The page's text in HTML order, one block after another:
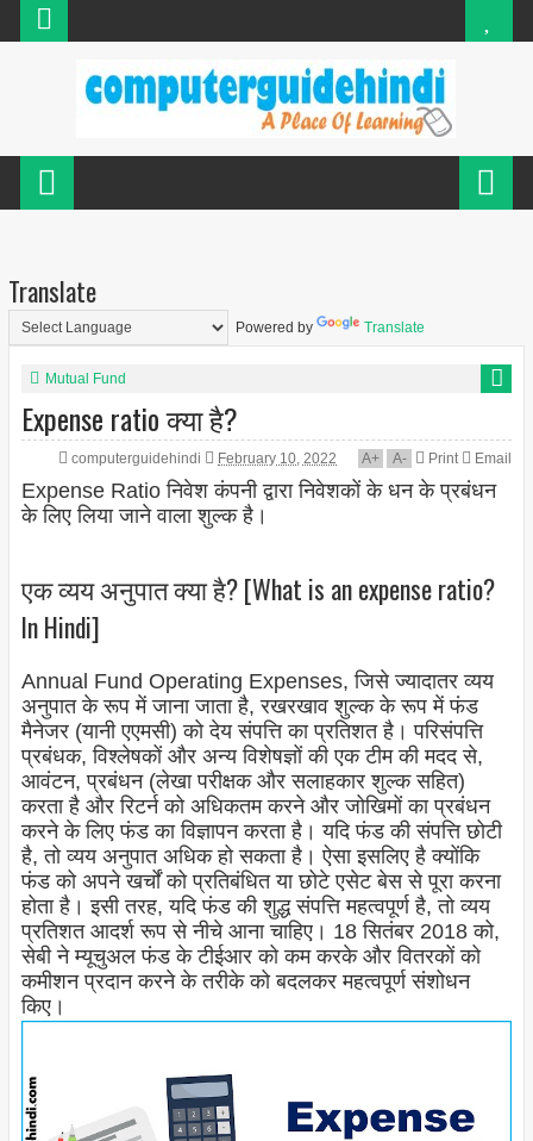
Translate
Powered by Translate
Mutual Fund
Expense ratio क्या है?
computerguidehindi February 10, 2022 A+ A- Print Email
Expense Ratio निवेश कंपनी द्वारा निवेशकों के धन के प्रबंधन
के लिए लिया जाने वाला शुल्क है।
एक व्यय अनुपात क्या है? [What is an expense ratio?
In Hindi]
Annual Fund Operating Expenses, जिसे ज्यादातर व्यय
अनुपात के रूप में जाना जाता है, रखरखाव शुल्क के रूप में फंड
मैनेजर (यानी एएमसी) को देय संपत्ति का प्रतिशत है। परिसंपत्ति
प्रबंधक, विश्लेषकों और अन्य विशेषज्ञों की एक टीम की मदद से,
आवंटन, प्रबंधन (लेखा परीक्षक और सलाहकार शुल्क सहित)
करता है और रिटर्न को अधिकतम करने और जोखिमों का प्रबंधन
करने के लिए फंड का विज्ञापन करता है। यदि फंड की संपत्ति छोटी
है, तो व्यय अनुपात अधिक हो सकता है। ऐसा इसलिए है क्योंकि
फंड को अपने खर्चों को प्रतिबंधित या छोटे एसेट बेस से पूरा करना
होता है। इसी तरह, यदि फंड की शुद्ध संपत्ति महत्वपूर्ण है, तो व्यय
प्रतिशत आदर्श रूप से नीचे आना चाहिए। 18 सितंबर 2018 को,
सेबी ने म्यूचुअल फंड के टीईआर को कम करके और वितरकों को
कमीशन प्रदान करने के तरीके को बदलकर महत्वपूर्ण संशोधन
किए।